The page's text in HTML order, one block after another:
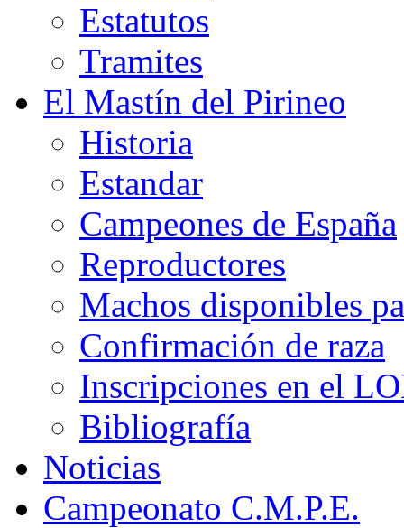
Estatutos
Tramites
El Mastín del Pirineo
Historia
Estandar
Campeones de España
Reproductores
Machos disponibles
Confirmación de raza
Inscripciones en el
Bibliografía
Noticias
Campeonato C.M.P.E.